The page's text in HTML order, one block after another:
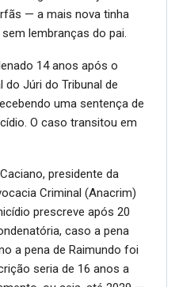
14 anos após o
do Júri do Tribunal de
uma sentença de
O caso transitou em
presidente da
Criminal (Anacrim)
prescreve após 20
caso a pena
a pena de Raimundo foi
seria de 16 anos a
ou seja, até 2029 —
a prescrição do crime.